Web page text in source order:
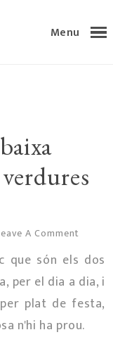
Menu
A Comment
que són els dos
per el dia a dia, i
plat de festa,
n'hi ha prou.